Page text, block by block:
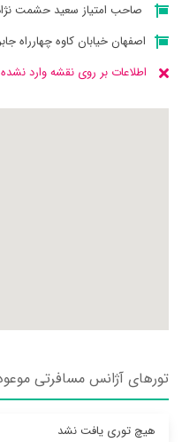
صاحب امتیاز سعيد حشمت
اصفهان خیابان کاوه چهارراه
اطلاعات بر روی نقشه وارد
تورهای آژانس مسافرتی
هیچ توری یافت نشد